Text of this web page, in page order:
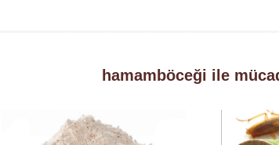
hamamböceği ile